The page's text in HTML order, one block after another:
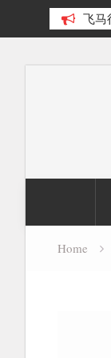
飞马
Home